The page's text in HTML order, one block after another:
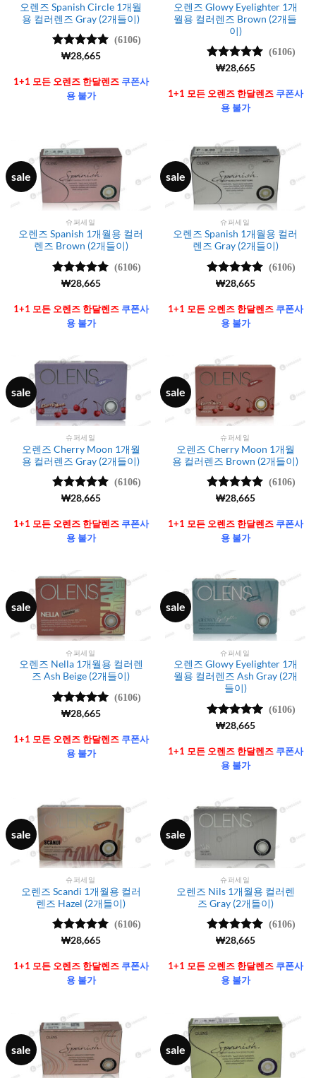
오렌즈 Spanish Circle 1개월
용 컬러렌즈 Gray (2개들이)
5 중에서
가됨
(6106)
₩28,665
1+1 모든 오렌즈 한달렌즈쿠폰사
용 불가
오렌즈 Glowy Eyelighter 1개
월용 컬러렌즈 Brown (2개들
이)
5 중에서
가됨
(6106)
₩28,665
1+1 모든 오렌즈 한달렌즈쿠폰사
용 불가
sale
슈퍼세일
오렌즈 Spanish 1개월용 컬러
렌즈 Brown (2개들이)
5 중에서
가됨
(6106)
₩28,665
1+1 모든 오렌즈 한달렌즈쿠폰사
용 불가
sale
슈퍼세일
오렌즈 Spanish 1개월용 컬러
렌즈 Gray (2개들이)
5 중에서
가됨
(6106)
₩28,665
1+1 모든 오렌즈 한달렌즈쿠폰사
용 불가
sale
슈퍼세일
오렌즈 Cherry Moon 1개월
용 컬러렌즈 Gray (2개들이)
5 중에서
가됨
(6106)
₩28,665
1+1 모든 오렌즈 한달렌즈쿠폰사
용 불가
sale
슈퍼세일
오렌즈 Cherry Moon 1개월
용 컬러렌즈 Brown (2개들이)
5 중에서
가됨
(6106)
₩28,665
1+1 모든 오렌즈 한달렌즈쿠폰사
용 불가
sale
슈퍼세일
오렌즈 Nella 1개월용 컬러렌
즈 Ash Beige (2개들이)
5 중에서
가됨
(6106)
₩28,665
1+1 모든 오렌즈 한달렌즈쿠폰사
용 불가
sale
슈퍼세일
오렌즈 Glowy Eyelighter 1개
월용 컬러렌즈 Ash Gray (2개
들이)
5 중에서
가됨
(6106)
₩28,665
1+1 모든 오렌즈 한달렌즈쿠폰사
용 불가
sale
슈퍼세일
오렌즈 Scandi 1개월용 컬러
렌즈 Hazel (2개들이)
5 중에서
가됨
(6106)
₩28,665
1+1 모든 오렌즈 한달렌즈쿠폰사
용 불가
sale
슈퍼세일
오렌즈 Nils 1개월용 컬러렌
즈 Gray (2개들이)
5 중에서
가됨
(6106)
₩28,665
1+1 모든 오렌즈 한달렌즈쿠폰사
용 불가
sale sale